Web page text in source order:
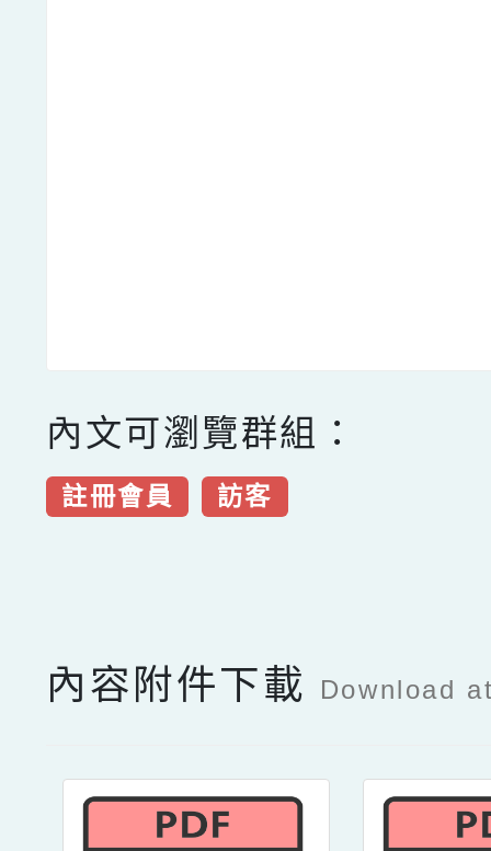
內文可瀏覽群組：
註冊會員 訪客
內容附件下載 Download